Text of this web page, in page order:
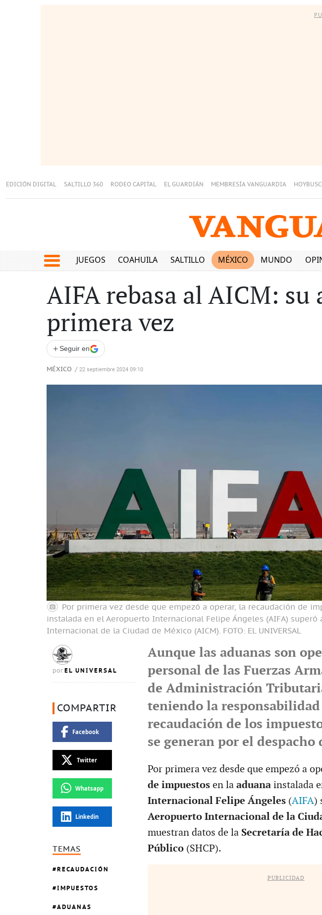
EDICIÓN DIGITAL SALTILLO 360 RODEO CAPITAL EL GUARDIÁN MEMBRESÍA VANGUARDIA
JUEGOS COAHUILA SALTILLO MÉXICO MUNDO
AIFA rebasa al AICM: su
primera vez
+ Seguir en
MÉXICO / 22 septiembre 2024 09:10
Por primera vez desde que empezó a operar, la recaudación de
instalada en el Aeropuerto Internacional Felipe Ángeles (AIFA) superó
Internacional de la Ciudad de México (AICM). FOTO: EL UNIVERSAL
por EL UNIVERSAL
COMPARTIR
Facebook
Twitter
Whatsapp
Linkedin
TEMAS
RECAUDACIÓN
IMPUESTOS
ADUANAS
Aunque las aduanas son
personal de las Fuerzas
de Administración
teniendo la
recaudación de los
se generan por el despacho
Por primera vez desde que empezó a
de impuestosen la aduana instalada
Internacional Felipe Ángeles (AIFA)
Aeropuerto Internacional de la
muestran datos de la Secretaría de
Público (SHCP).
PUBLICIDAD